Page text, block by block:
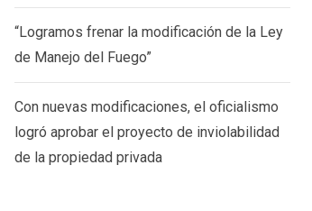
acompañó la
“Logramos frenar la modificación de la Ley
de Manejo del Fuego”
Con nuevas modificaciones, el oficialismo
logró aprobar el proyecto de inviolabilidad
de la propiedad privada